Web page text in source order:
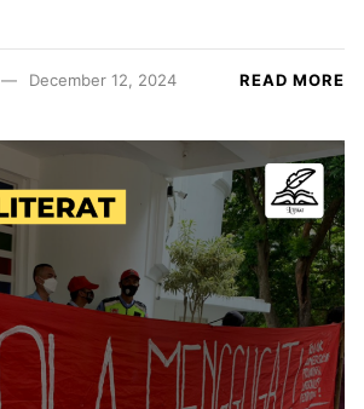
December 12, 2024 READ MORE